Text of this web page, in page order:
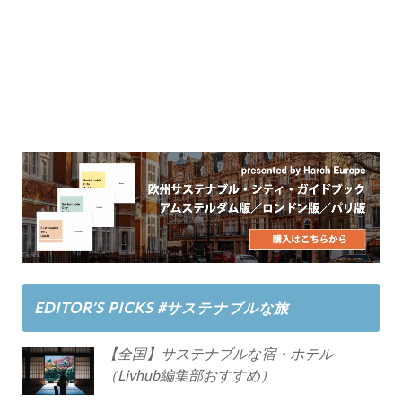
EDITOR’S PICKS #サステナブルな旅
【全国】サステナブルな宿・ホテル
（Livhub編集部おすすめ）